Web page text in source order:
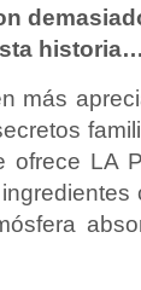
más
LA